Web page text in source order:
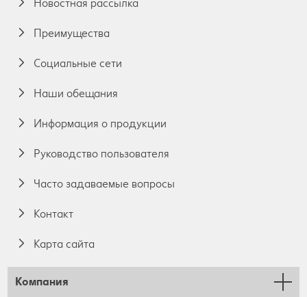
Новостная рассылка
Преимущества
Социальные сети
Наши обещания
Информация о продукции
Руководство пользователя
Часто задаваемые вопросы
Контакт
Карта сайта
Компания